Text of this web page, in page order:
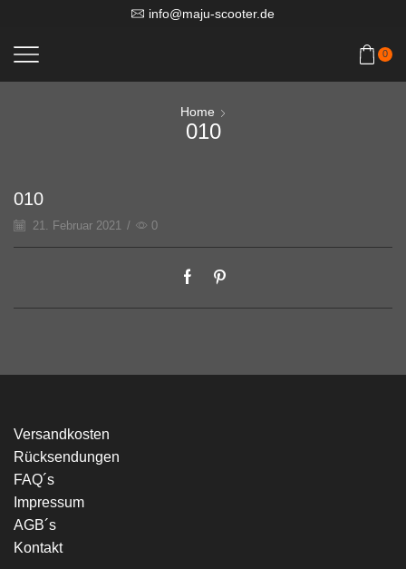
info@maju-scooter.de
0
Home
010
010
21. Februar 2021 / 0
Versandkosten
Rücksendungen
FAQ´s
Impressum
AGB´s
Kontakt